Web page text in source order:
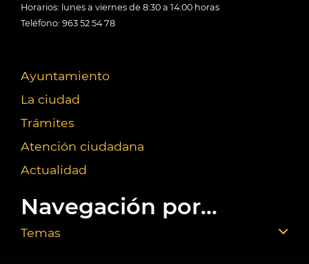
Horarios: lunes a viernes de 8:30 a 14:00 horas
Teléfono: 963 52 54 78
Ayuntamiento
La ciudad
Trámites
Atención ciudadana
Actualidad
Navegación por...
Temas